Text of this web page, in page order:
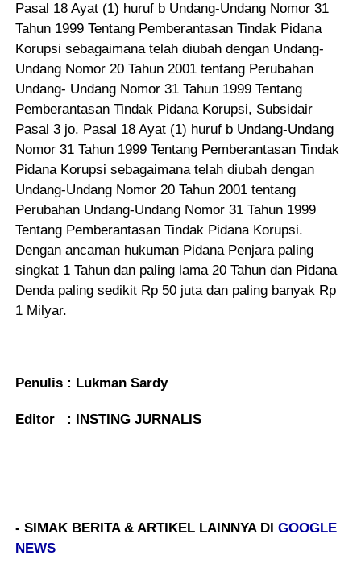
Pasal 18 Ayat (1) huruf b Undang-Undang Nomor 31
Tahun 1999 Tentang Pemberantasan Tindak Pidana
Korupsi sebagaimana telah diubah dengan Undang-
Undang Nomor 20 Tahun 2001 tentang Perubahan
Undang- Undang Nomor 31 Tahun 1999 Tentang
Pemberantasan Tindak Pidana Korupsi, Subsidair
Pasal 3 jo. Pasal 18 Ayat (1) huruf b Undang-Undang
Nomor 31 Tahun 1999 Tentang Pemberantasan Tindak
Pidana Korupsi sebagaimana telah diubah dengan
Undang-Undang Nomor 20 Tahun 2001 tentang
Perubahan Undang-Undang Nomor 31 Tahun 1999
Tentang Pemberantasan Tindak Pidana Korupsi.
Dengan ancaman hukuman Pidana Penjara paling
singkat 1 Tahun dan paling lama 20 Tahun dan Pidana
Denda paling sedikit Rp 50 juta dan paling banyak Rp
1 Milyar.
Penulis : Lukman Sardy
Editor : INSTING JURNALIS
- SIMAK BERITA & ARTIKEL LAINNYA DIGOOGLE
NEWS